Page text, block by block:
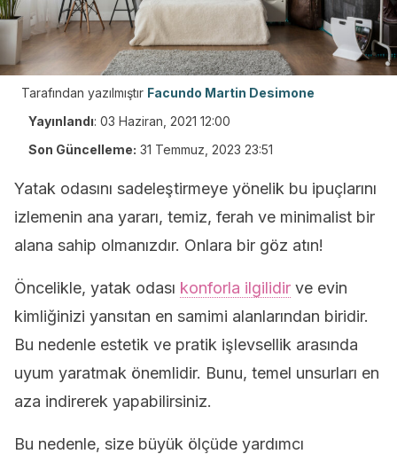
Tarafından yazılmıştır Facundo Martin Desimone
Yayınlandı: 03 Haziran, 2021 12:00
Son Güncelleme: 31 Temmuz, 2023 23:51
Yatak odasını sadeleştirmeye yönelik bu ipuçlarını
izlemenin ana yararı, temiz, ferah ve minimalist bir
alana sahip olmanızdır. Onlara bir göz atın!
Öncelikle, yatak odası konforla ilgilidir ve evin
kimliğinizi yansıtan en samimi alanlarından biridir.
Bu nedenle estetik ve pratik işlevsellik arasında
uyum yaratmak önemlidir. Bunu, temel unsurları en
aza indirerek yapabilirsiniz.
Bu nedenle, size büyük ölçüde yardımcı